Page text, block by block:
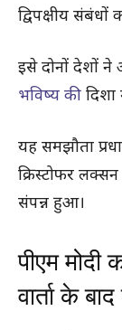
द्विपक्षीय संबंधों
इसे दोनों देशों ने
भविष्य की
यह समझौता
क्रिस्टोफर
संपन्न हुआ।
पीएम मोदी
वार्ता के